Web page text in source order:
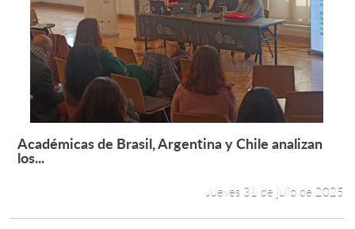
Leer más +
Académicas de Brasil, Argentina y Chile analizan
los...
Jueves 31 de julio de 2025